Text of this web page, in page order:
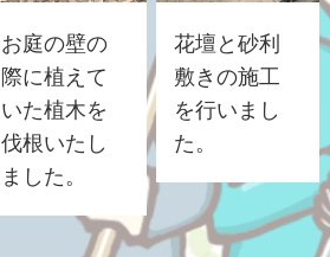
お庭の壁の
際に植えて
いた植木を
伐根いたし
ました。
花壇と砂利
敷きの施工
を行いまし
た。